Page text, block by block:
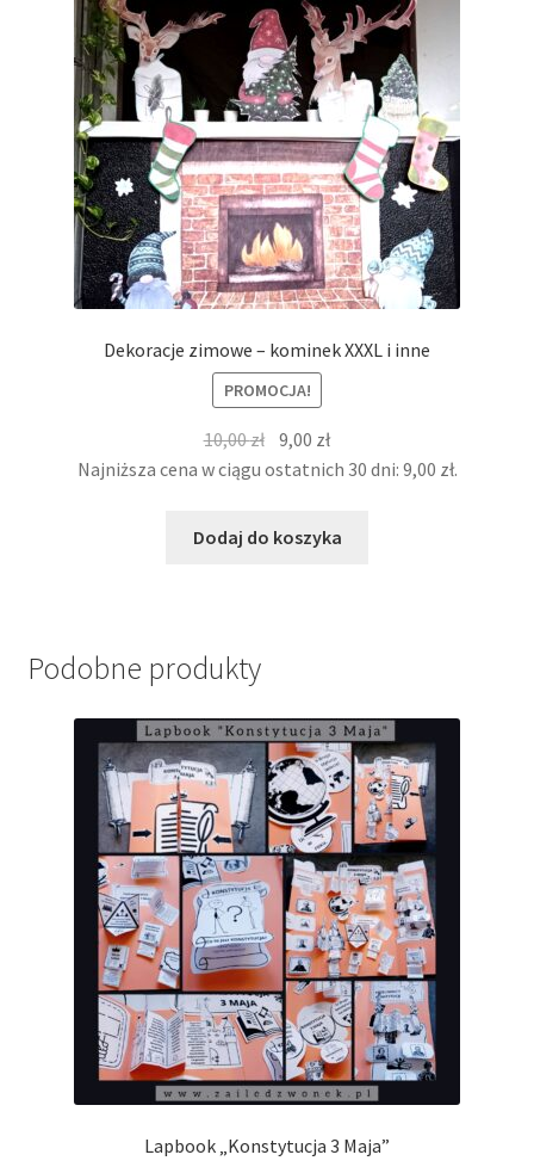
Dekoracje zimowe – kominek XXXL i inne
PROMOCJA!
10,00zł Pierwotna
cena
10,00 zł.
9,00 złAktualna
cena
Najniższa cena w ciągu ostatnich 30 dni: 9,00 zł.
Dodaj do koszyka
Podobne produkty
Lapbook „Konstytucja 3 Maja”